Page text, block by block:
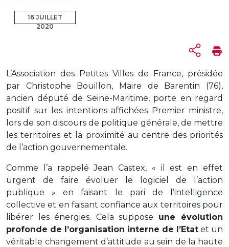
16 JUILLET
2020
L’Association des Petites Villes de France, présidée
par Christophe Bouillon, Maire de Barentin (76),
ancien député de Seine-Maritime, porte en regard
positif sur les intentions affichées Premier ministre,
lors de son discours de politique générale, de mettre
les territoires et la proximité au centre des priorités
de l’action gouvernementale.
Comme l’a rappelé Jean Castex, « il est en effet
urgent de faire évoluer le logiciel de l’action
publique » en faisant le pari de l’intelligence
collective et en faisant confiance aux territoires pour
libérer les énergies. Cela suppose une évolution
profonde de l’organisation interne de l’Etat et un
véritable changement d’attitude au sein de la haute